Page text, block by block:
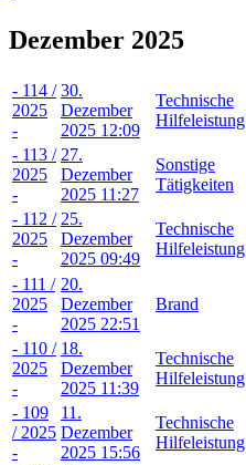
Dezember 2025
- 114 /
2025
-
30.
Dezember
2025 12:09
Technische
Hilfeleistung
- 113 /
2025
-
27.
Dezember
2025 11:27
Sonstige
Tätigkeiten
- 112 /
2025
-
25.
Dezember
2025 09:49
Technische
Hilfeleistung
- 111 /
2025
-
20.
Dezember
2025 22:51
Brand
- 110 /
2025
-
18.
Dezember
2025 11:39
Technische
Hilfeleistung
- 109
/ 2025
-
11.
Dezember
2025 15:56
Technische
Hilfeleistung